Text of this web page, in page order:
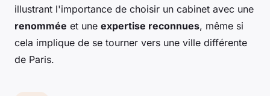
illustrant l'importance de choisir un cabinet avec une
renommée et une expertise reconnues, même si
cela implique de se tourner vers une ville différente
de Paris.